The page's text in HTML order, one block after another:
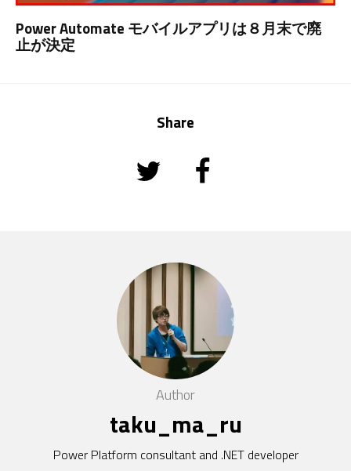
Power Automate モバイルアプリは８月末で廃
止が決定
Share
Author
taku_ma_ru
Power Platform consultant and .NET developer